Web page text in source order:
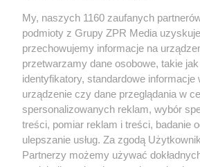
Żaden utwór zamieszczony w serwisie nie może
rozpowszechniany lub dalej rozpowszechniany
tym także elektroniczny lub mechaniczny) na
eksploatacji w jakiejkolwiek formie, włącznie z
Internecie bez pisemnej zgody właściciela
wykorzystanie utworów w całości lub w części z
tzn. bez właściwej zgody, jest zabronione pod
ścigane prawnie.
My, naszych 1160 zaufanych
podmioty z Grupy ZPR Media
przechowujemy informacje na
przetwarzamy dane osobowe, takie
identyfikatory, standardowe informacje
urządzenie czy dane przeglądania w
spersonalizowanych reklam, wybór
treści, pomiar reklam i treści, badanie
ulepszanie usług. Za zgodą
Partnerzy możemy używać